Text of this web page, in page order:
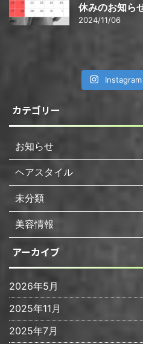
休みのお知ら
2024/11/06
カテゴリー
お知らせ
ヘアスタイル
未分類
美容情報
アーカイブ
2026年5月
2025年11月
2025年7月